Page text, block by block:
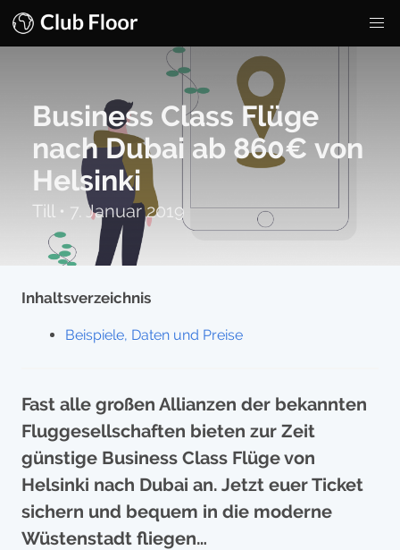
Business Class Flüge
nach Dubai ab 860€ von
Helsinki
Till • 7. Januar 2019
Inhaltsverzeichnis
Beispiele, Daten und Preise
Fast alle großen Allianzen der bekannten
Fluggesellschaften bieten zur Zeit
günstige Business Class Flüge von
Helsinki nach Dubai an. Jetzt euer Ticket
sichern und bequem in die moderne
Wüstenstadt fliegen…